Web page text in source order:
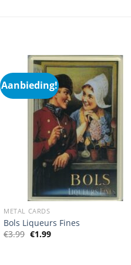
Aanbieding!
METAL CARDS
Bols Liqueurs Fines
€3.99 Oorspronkelijke
€1.99Huidige